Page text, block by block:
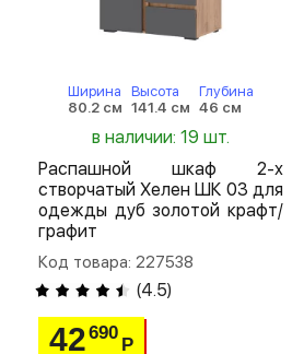
Ширина
80.2 см
Высота
141.4 см
Глубина
46 см
в наличии: 19 шт.
Распашной шкаф 2-х
створчатый Хелен ШК 03 для
одежды дуб золотой крафт/
графит
Код товара: 227538
(4.5)
42690
Р